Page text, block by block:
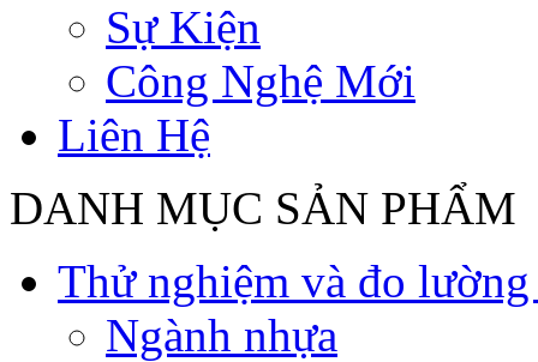
Sự Kiện
Công Nghệ Mới
Liên Hệ
DANH MỤC SẢN PHẨM
Thử nghiệm và đo
Ngành nhựa